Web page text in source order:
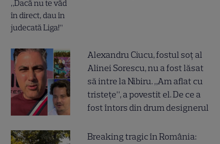
Alexandru Ciucu, fostul soț al
Alinei Sorescu, nu a fost lăsat
să intre la Nibiru. „Am aflat cu
tristețe”, a povestit el. De ce a
fost întors din drum designerul
Breaking tragic în România: